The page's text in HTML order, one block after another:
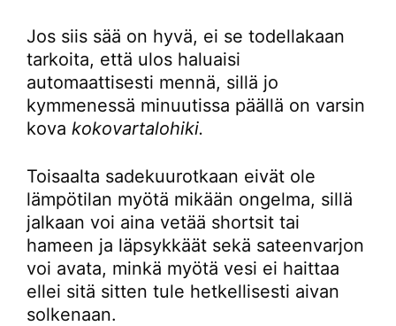
Jos siis sää on hyvä, ei se todellakaan
tarkoita, että ulos haluaisi
automaattisesti mennä, sillä jo
kymmenessä minuutissa päällä on varsin
kova kokovartalohiki.
Toisaalta sadekuurotkaan eivät ole
lämpötilan myötä mikään ongelma, sillä
jalkaan voi aina vetää shortsit tai
hameen ja läpsykkäät sekä sateenvarjon
voi avata, minkä myötä vesi ei haittaa
ellei sitä sitten tule hetkellisesti aivan
solkenaan.